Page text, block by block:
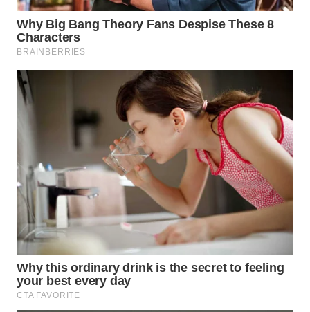
PAKPAK
WN
KARAWANG
BOGOR
DEPOK
WN
TAPANULI
UTARA